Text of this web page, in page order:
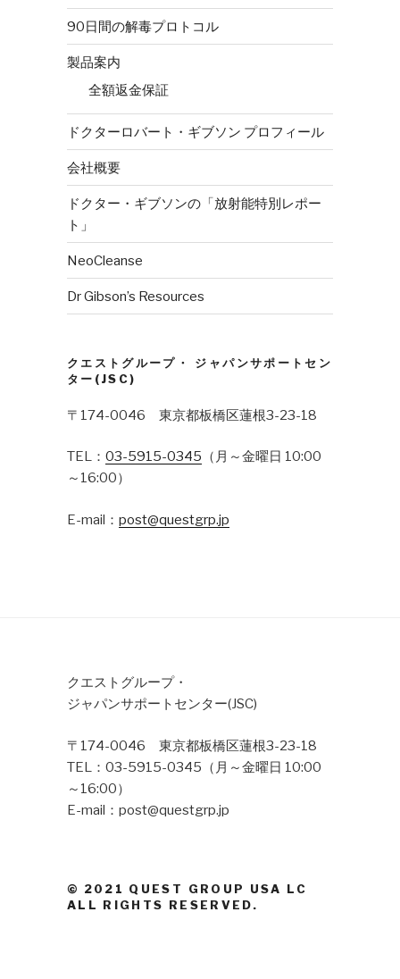
90日間の解毒プロトコル
製品案内
全額返金保証
ドクターロバート・ギブソン プロフィール
会社概要
ドクター・ギブソンの「放射能特別レポー
ト」
NeoCleanse
Dr Gibson’s Resources
クエストグループ・ ジャパンサポートセン
ター(JSC)
〒174-0046 東京都板橋区蓮根3-23-18
TEL： 03-5915-0345 （月～金曜日 10:00
～16:00）
E-mail： post@questgrp.jp
クエストグループ・
ジャパンサポートセンター(JSC)
〒174-0046 東京都板橋区蓮根3-23-18
TEL：03-5915-0345（月～金曜日 10:00
～16:00）
E-mail：post@questgrp.jp
© 2021 QUEST GROUP USA LC
ALL RIGHTS RESERVED.